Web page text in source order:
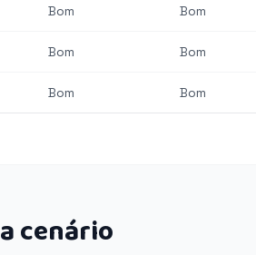
Bom Bom
Bom Bom
Bom Bom
cenário